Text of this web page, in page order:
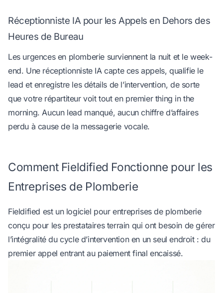
Réceptionniste IA pour les Appels en Dehors des
Heures de Bureau
Les urgences en plomberie surviennent la nuit et le week-
end. Une réceptionniste IA capte ces appels, qualifie le
lead et enregistre les détails de l’intervention, de sorte
que votre répartiteur voit tout en premier thing in the
morning. Aucun lead manqué, aucun chiffre d’affaires
perdu à cause de la messagerie vocale.
Comment Fieldified Fonctionne pour les
Entreprises de Plomberie
Fieldified est un logiciel pour entreprises de plomberie
conçu pour les prestataires terrain qui ont besoin de gérer
l’intégralité du cycle d’intervention en un seul endroit : du
premier appel entrant au paiement final encaissé.